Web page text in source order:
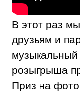
В этот раз
друзьям и
музыкальный
розыгрыша
Приз на